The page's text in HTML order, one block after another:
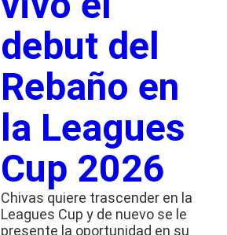
debut del
Rebaño en
la Leagues
Cup 2026
Chivas quiere trascender en la
Leagues Cup y de nuevo se le
presente la oportunidad en su